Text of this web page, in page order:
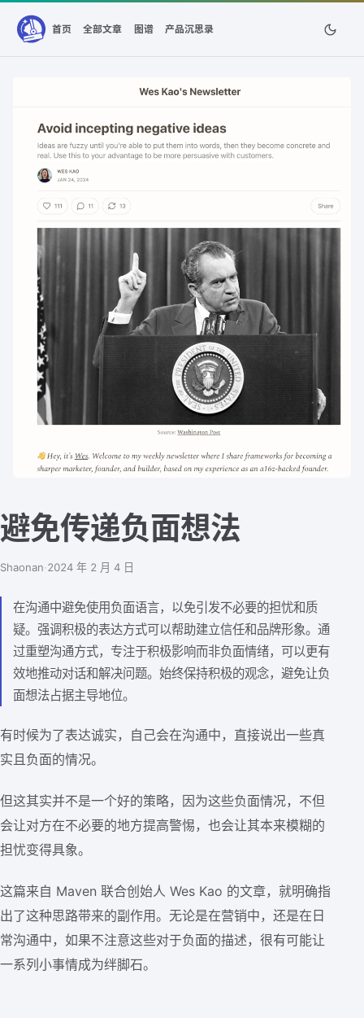
首页 全部文章 图谱 产品沉思录
避免传递负面想法
Shaonan·2024 年 2 月 4 日
在沟通中避免使用负面语言，以免引发不必要的担忧和质
疑。强调积极的表达方式可以帮助建立信任和品牌形象。通
过重塑沟通方式，专注于积极影响而非负面情绪，可以更有
效地推动对话和解决问题。始终保持积极的观念，避免让负
面想法占据主导地位。
有时候为了表达诚实，自己会在沟通中，直接说出一些真
实且负面的情况。
但这其实并不是一个好的策略，因为这些负面情况，不但
会让对方在不必要的地方提高警惕，也会让其本来模糊的
担忧变得具象。
这篇来自 Maven 联合创始人 Wes Kao 的文章，就明确指
出了这种思路带来的副作用。无论是在营销中，还是在日
常沟通中，如果不注意这些对于负面的描述，很有可能让
一系列小事情成为绊脚石。